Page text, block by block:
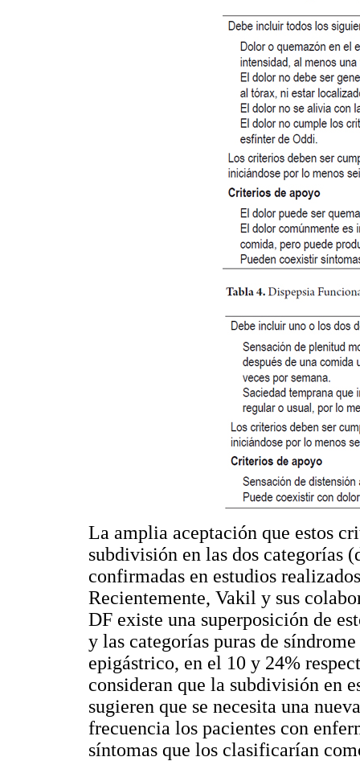
La amplia aceptación que estos
subdivisión en las dos categorías
confirmadas en estudios
Recientemente, Vakil y sus
DF existe una superposición de
y las categorías puras de
epigástrico, en el 10 y 24%
consideran que la subdivisión en
sugieren que se necesita una
frecuencia los pacientes con
síntomas que los clasificarían